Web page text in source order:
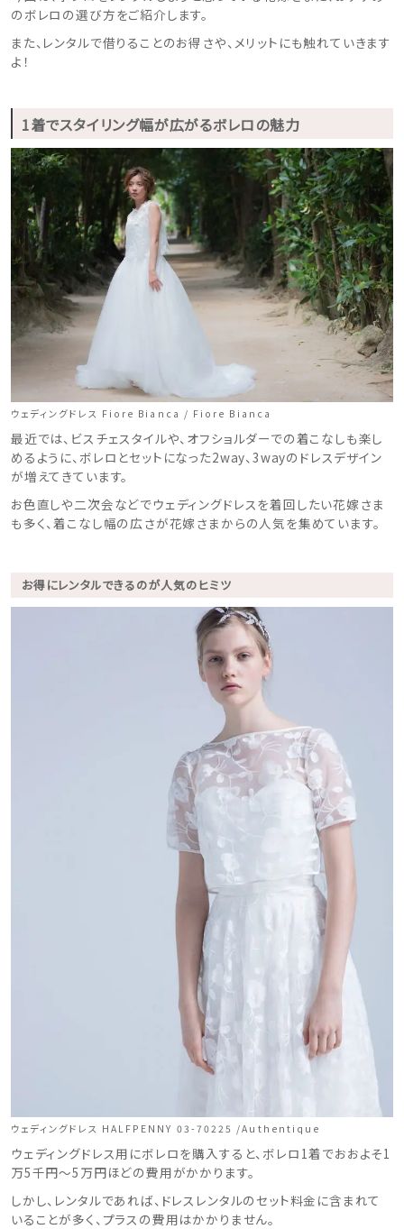
のボレロの選び方をご紹介します。
また、レンタルで借りることのお得さや、メリットにも触れていきます
よ！
1着でスタイリング幅が広がるボレロの魅力
ウェディングドレス Fiore Bianca / Fiore Bianca
最近では、ビスチェスタイルや、オフショルダーでの着こなしも楽し
めるように、ボレロとセットになった2way、3wayのドレスデザイン
が増えてきています。
お色直しや二次会などでウェディングドレスを着回したい花嫁さま
も多く、着こなし幅の広さが花嫁さまからの人気を集めています。
お得にレンタルできるのが人気のヒミツ
ウェディングドレス HALFPENNY 03-70225 /Authentique
ウェディングドレス用にボレロを購入すると、ボレロ1着でおおよそ1
万5千円〜5万円ほどの費用がかかります。
しかし、レンタルであれば、ドレスレンタルのセット料金に含まれて
いることが多く、プラスの費用はかかりません。